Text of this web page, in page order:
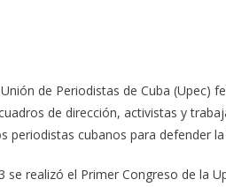
de Periodistas de Cuba (Upec)
de dirección, activistas y
periodistas cubanos para defender
se realizó el Primer Congreso de la